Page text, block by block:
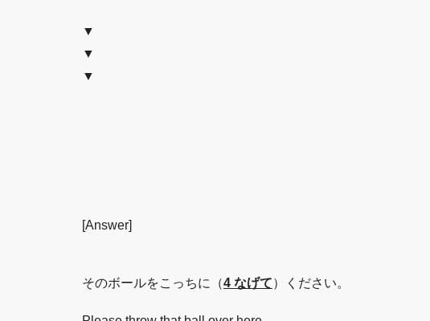
▼
▼
▼
[Answer]
そのボールをこっちに（4 なげて）ください。